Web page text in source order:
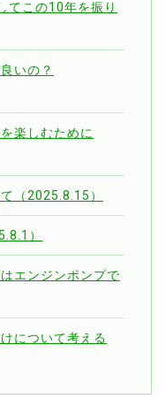
てこの10年を振り
いの？
楽しむために
（2025.8.15）
）
エンジンポンプで
について考える